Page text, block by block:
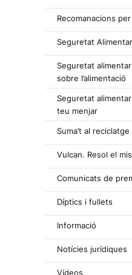
Recomanacions
Seguretat
Seguretat
sobre l’alimentació
Seguretat
teu menjar
Suma’t al
Vulcan. Resol el
Comunicats de
Díptics i fullets
Informació
Notícies jurídiques
Vídeos